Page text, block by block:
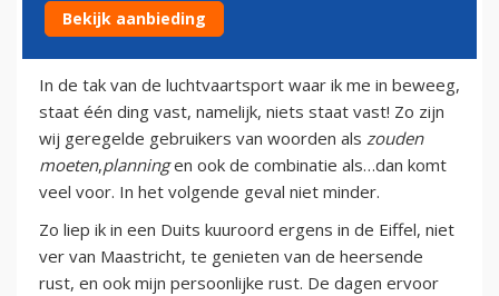
30 maart 2011
In de tak van de luchtvaartsport waar ik me in beweeg,
staat één ding vast, namelijk, niets staat vast! Zo zijn
wij geregelde gebruikers van woorden als zouden
moeten,planningen ook de combinatie als…dan komt
veel voor. In het volgende geval niet minder.
Zo liep ik in een Duits kuuroord ergens in de Eiffel, niet
ver van Maastricht, te genieten van de heersende
rust, en ook mijn persoonlijke rust. De dagen ervoor
Bekijk aanbieding